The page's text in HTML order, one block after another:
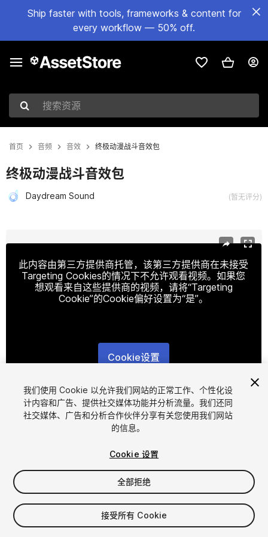
Ship faster with tools, frameworks & content for
every workflow — 50% off.
搜索资源
首页 音频 音效 终极动漫战斗音效包
终极动漫战斗音效包
Daydream Sound (暂无评分)
此内容由第三方提供商托管，该第三方提供商在未接受
Targeting Cookies的情况下不允许观看视频。如果您
想观看来自这些提供商的视频，请将“Targeting
Cookie”的Cookie偏好设置为“是”。
Cookie设置
1/4
$19.99
增值税将在结算时计算
我们使用 Cookie 以允许我们网站的正常工作、个性化设
计内容和广告、提供社交媒体功能并分析流量。我们还同
社交媒体、广告和分析合作伙伴分享有关您使用我们网站
的信息。
Cookie 设置
全部拒绝
接受所有 Cookie